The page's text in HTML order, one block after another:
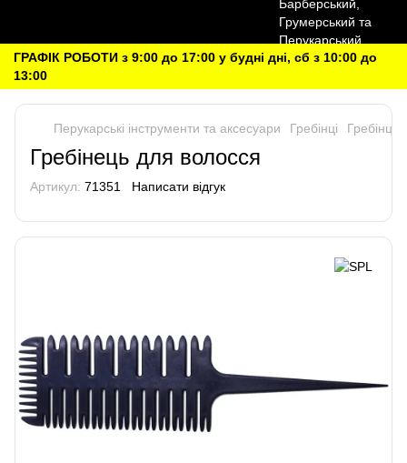
ГРАФІК РОБОТИ з 9:00 до 17:00 у будні дні, сб з 10:00 до
13:00
Перукарські інструменти та аксесуари Гребінці Гребінці
Гребінець для волосся
Артикул: 71351 Написати відгук